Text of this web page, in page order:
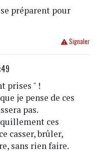
préparent pour
Signaler
prises " !
je pense de ces
pas.
ces
casser, brûler,
sans rien faire.